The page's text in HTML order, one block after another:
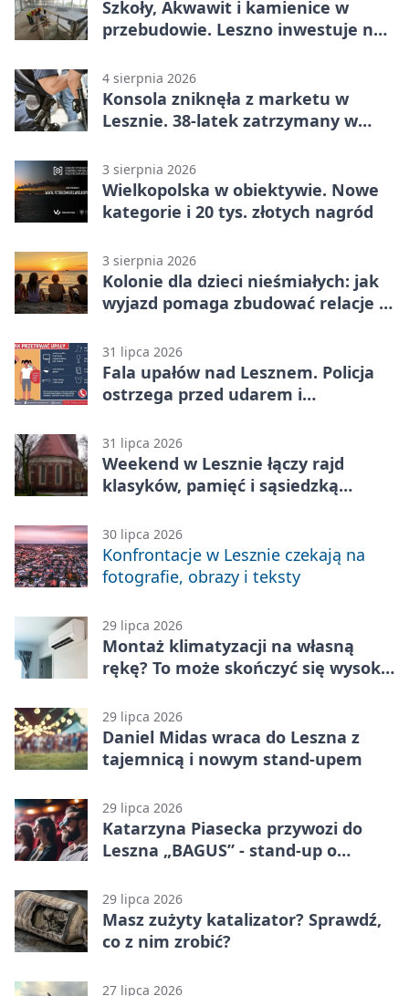
Szkoły, Akwawit i kamienice w
przebudowie. Leszno inwestuje na
4 sierpnia 2026
Konsola zniknęła z marketu w
Lesznie. 38-latek zatrzymany w
3 sierpnia 2026
Wielkopolska w obiektywie. Nowe
kategorie i 20 tys. złotych nagród
3 sierpnia 2026
Kolonie dla dzieci nieśmiałych: jak
wyjazd pomaga zbudować relacje z
31 lipca 2026
Fala upałów nad Lesznem. Policja
ostrzega przed udarem i
31 lipca 2026
Weekend w Lesznie łączy rajd
klasyków, pamięć i sąsiedzką
30 lipca 2026
Konfrontacje w Lesznie czekają na
fotografie, obrazy i teksty
29 lipca 2026
Montaż klimatyzacji na własną
rękę? To może skończyć się wysoką
29 lipca 2026
Daniel Midas wraca do Leszna z
tajemnicą i nowym stand-upem
29 lipca 2026
Katarzyna Piasecka przywozi do
Leszna „BAGUS” - stand-up o
29 lipca 2026
Masz zużyty katalizator? Sprawdź,
co z nim zrobić?
27 lipca 2026